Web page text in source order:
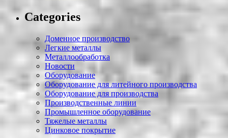
Categories
Доменное производство
Легкие металлы
Металлообработка
Новости
Оборудование
Оборудование для литейного производства
Оборудование для производства
Производственные линии
Промышленное оборудование
Тяжелые металлы
Цинковое покрытие